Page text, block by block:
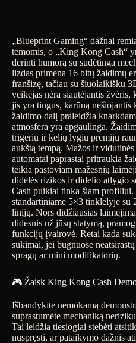
„Blueprint Gaming“ dažnai
temomis, o „King Kong Cash“
derinti humorą su sudėtinga
lizdas primena 16 bitų žaidimų
franšizę, tačiau su šiuolaikišku
veikėjas nėra siautėjantis žvėris,
jis yra tingus, karūną nešiojantis
žaidimo dalį praleidžia
atmosfera yra apgaulinga.
trigerių ir kelių lygių premijų
aukštą tempą. Mažos ir
automatai paprastai pritraukia
teikia pastoviam mažesnių
didelės rizikos ir didelio atlygio
Cash puikiai tinka šiam profiliui.
standartiniame 5×3 tinklelyje su
linijų. Nors didžiausias
didesnis už jūsų statymą,
funkcijų įvairovė. Retai kada
sukimai, jei būgnuose
spragų ar mini modifikatorių.
🎮 Žaisk King Kong Cash
Išbandykite nemokamą
suprastumėte mechaniką
Tai leidžia tiesiogiai stebėti
nuspręsti, ar pataikymo dažnis